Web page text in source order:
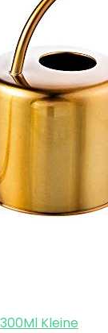
Kleine